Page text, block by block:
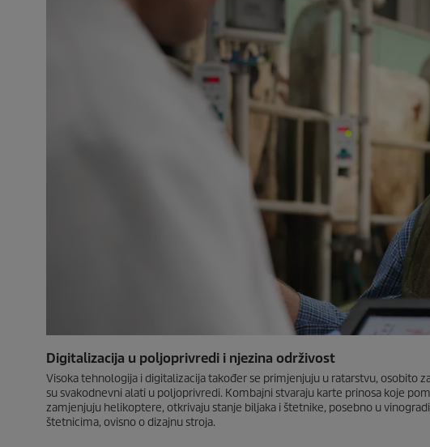
Digitalizacija u poljoprivredi i njezina održivost
Visoka tehnologija i digitalizacija također se primjenjuju u ratarstvu, osobito
su svakodnevni alati u poljoprivredi. Kombajni stvaraju karte prinosa koje
zamjenjuju helikoptere, otkrivaju stanje biljaka i štetnike, posebno u
štetnicima, ovisno o dizajnu stroja.